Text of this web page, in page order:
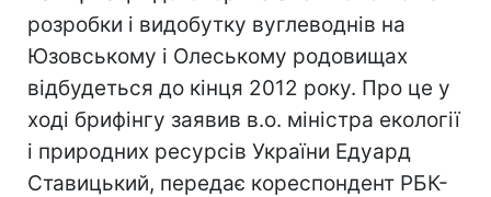
розробки і видобутку вуглеводнів на
Юзовському і Олеському родовищах
відбудеться до кінця 2012 року. Про це у
ході брифінгу заявив в.о. міністра екології
і природних ресурсів України Едуард
Ставицький, передає кореспондент РБК-